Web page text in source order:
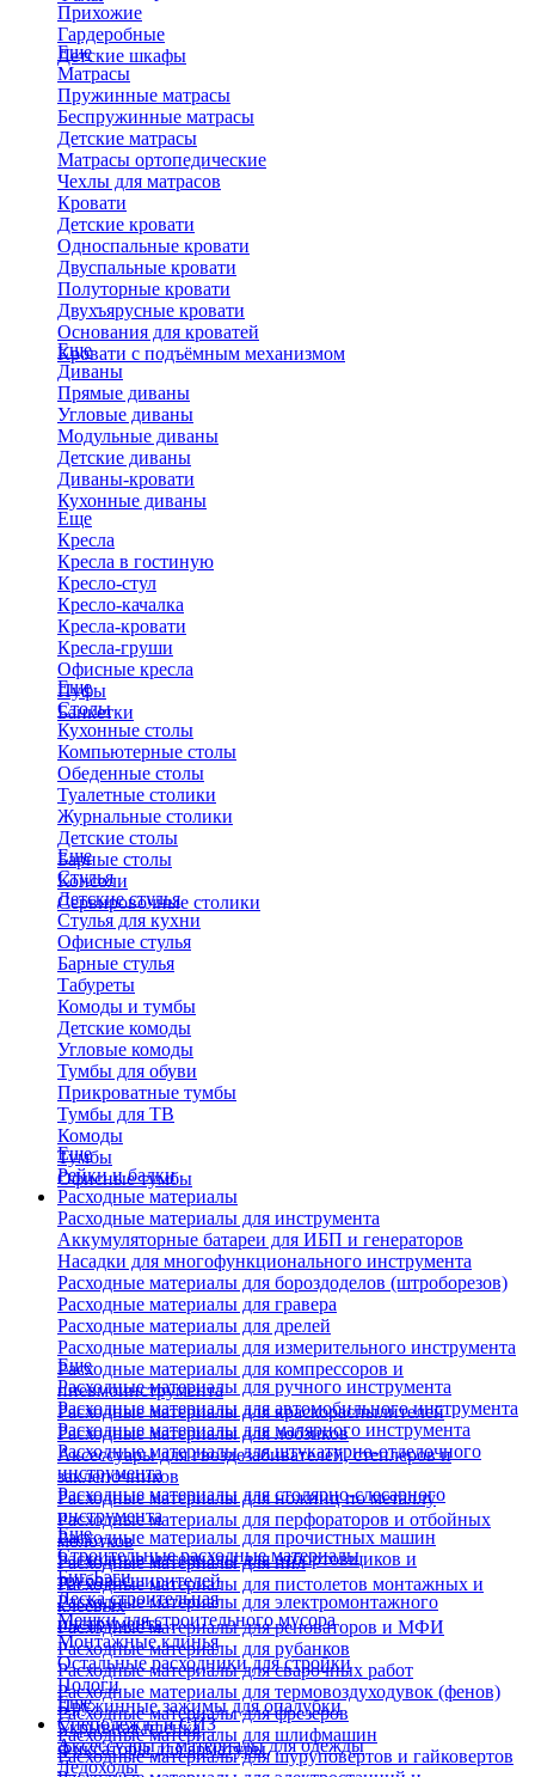
Прихожие
Гардеробные
Детские шкафы
Еще
Матрасы
Пружинные матрасы
Беспружинные матрасы
Детские матрасы
Матрасы ортопедические
Чехлы для матрасов
Кровати
Детские кровати
Односпальные кровати
Двуспальные кровати
Полуторные кровати
Двухъярусные кровати
Основания для кроватей
Кровати с подъёмным механизмом
Еще
Диваны
Прямые диваны
Угловые диваны
Модульные диваны
Детские диваны
Диваны-кровати
Кухонные диваны
Еще
Кресла
Кресла в гостиную
Кресло-стул
Кресло-качалка
Кресла-кровати
Кресла-груши
Офисные кресла
Пуфы
Банкетки
Еще
Столы
Кухонные столы
Компьютерные столы
Обеденные столы
Туалетные столики
Журнальные столики
​Детские столы
Барные столы
Консоли
Сервировочные столики
Еще
Стулья
Детские стулья
Стулья для кухни
Офисные стулья
Барные стулья
Табуреты
Комоды и тумбы
Детские комоды
Угловые комоды
Тумбы для обуви
Прикроватные тумбы
Тумбы для ТВ
Комоды
Тумбы
Офисные тумбы
Еще
Рейки и балки
Расходные материалы
Расходные материалы для инструмента
Аккумуляторные батареи для ИБП и генераторов
Насадки для многофункционального инструмента
Расходные материалы для бороздоделов (штроборезов)
Расходные материалы для гравера
Расходные материалы для дрелей
Расходные материалы для измерительного инструмента
Расходные материалы для компрессоров и
пневмоинструмента
Расходные материалы для краскораспылителей
Расходные материалы для лобзиков
Аксессуары для гвоздезабивателей, степлеров и
заклепочников
Расходные материалы для ножниц по металлу
Расходные материалы для перфораторов и отбойных
молотков
Расходные материалы для пил
Расходные материалы для пистолетов монтажных и
клеевых
Расходные материалы для реноваторов и МФИ
Расходные материалы для рубанков
Расходные материалы для сварочных работ
Расходные материалы для термовоздуходувок (фенов)
Расходные материалы для фрезеров
Расходные материалы для шлифмашин
Расходные материалы для шуруповертов и гайковертов
Еще
Расходные материалы для ручного инструмента
Расходные материалы для автомобильного инструмента
Расходные материалы для малярного инструмента
Расходные материалы для штукатурно-отделочного
инструмента
Расходные материалы для столярно-слесарного
инструмента
Расходные материалы для прочистных машин
Расходные материалы для отбортовщиков и
труборасширителей
Расходные материалы для электромонтажного
инструмента
Еще
Строительные расходные материалы
Биг-Бэги
Леска строительная
Мешки для строительного мусора
Монтажные клинья
Остальные расходники для стройки
Пологи
Пружинные зажимы для опалубки
Укрывная пленка
Фиксаторы для арматуры
Еще
Спецодежда и СИЗ
Аксессуары и материалы для одежды
Ледоходы